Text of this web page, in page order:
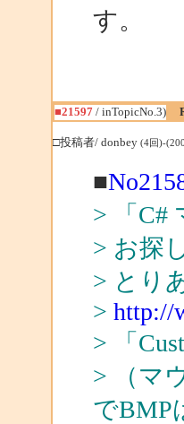
す。
■21597/ inTopicNo.3)
□投稿者/ donbey (4回)-
■
> 「C#
> お探
> とり
> http://
> 「
> （マ
でBMP